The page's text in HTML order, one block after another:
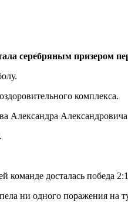
серебряным призером
комплекса.
Александра
досталась победа
ни одного поражения на